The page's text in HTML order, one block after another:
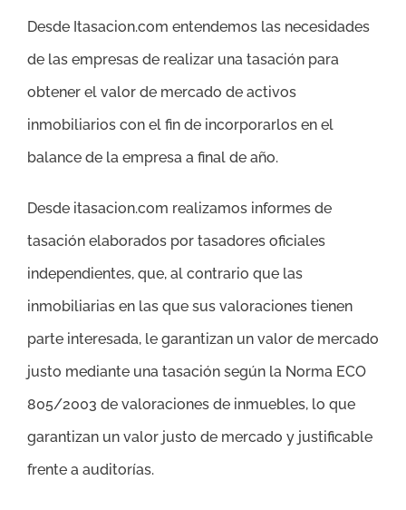
Desde Itasacion.com entendemos las necesidades
de las empresas de realizar una tasación para
obtener el valor de mercado de activos
inmobiliarios con el fin de incorporarlos en el
balance de la empresa a final de año.
Desde itasacion.com realizamos informes de
tasación elaborados por tasadores oficiales
independientes, que, al contrario que las
inmobiliarias en las que sus valoraciones tienen
parte interesada, le garantizan un valor de mercado
justo mediante una tasación según la Norma ECO
805/2003 de valoraciones de inmuebles, lo que
garantizan un valor justo de mercado y justificable
frente a auditorías.